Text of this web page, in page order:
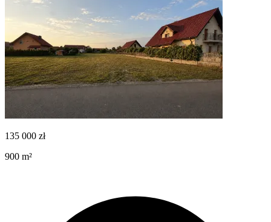
135 000 zł
900 m²